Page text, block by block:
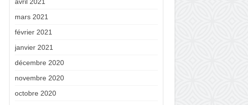
mars 2021
février 2021
janvier 2021
décembre 2020
novembre 2020
octobre 2020